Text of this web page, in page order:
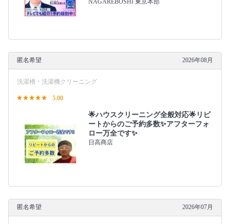
NAGAREBOSHI 東京本部
匿名希望 2026年08月
洗濯槽・洗濯機クリーニング
5.00
🌟ハウスクリーニング全般対応🌟リピ
ートからのご予約多数✨アフターフォ
ロー万全です✨
日高商店
匿名希望 2026年07月